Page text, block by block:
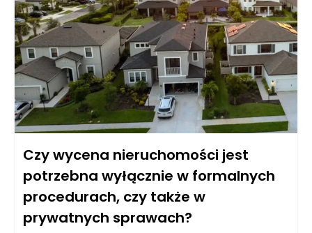
spłaty. Wartościowanie nieruchomości przyczyni się do
zrozumienia, na ile konkretna nieruchomość jest warta, co na
później wpływa na decyzje finansowe dotyczące zaciągania
zobowiązań.
Czy wycena nieruchomości jest
potrzebna wyłącznie w formalnych
procedurach, czy także w
prywatnych sprawach?